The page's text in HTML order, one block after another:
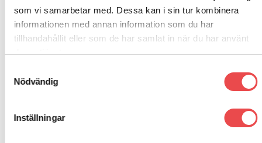
som vi samarbetar med. Dessa kan i sin tur kombinera
informationen med annan information som du har
tillhandahållit eller som de har samlat in när du har använt
deras tjänster.
Nödvändig
Inställningar
RELATERADE PRODUKTER
Art.nr: PF32-130-60
LÄGG TILL I VARUKORG
Add to
wishlist